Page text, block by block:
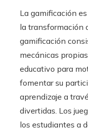
La gamificación
la transformación
gamificación
mecánicas
educativo para
fomentar su
aprendizaje a
divertidas. Los
los estudiantes a